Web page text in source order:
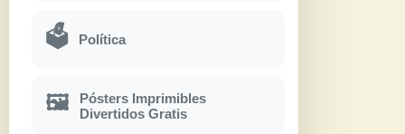
🗳 Política
🖼
Pósters Imprimibles
Divertidos Gratis